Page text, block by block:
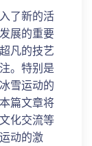
了新的活
展的重要
凡的技艺
。特别是
雪运动的
篇文章将
化交流等
动的激